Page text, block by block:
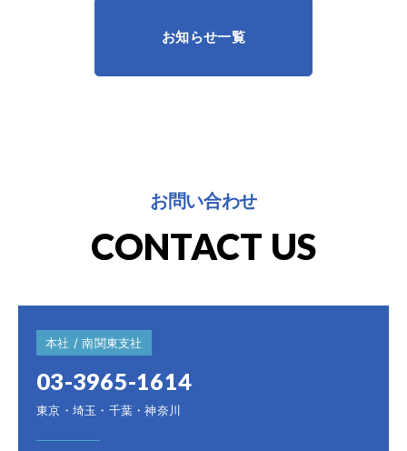
お知らせ一覧
お問い合わせ
CONTACT US
本社 / 南関東支社
03-3965-1614
東京・埼玉・千葉・神奈川